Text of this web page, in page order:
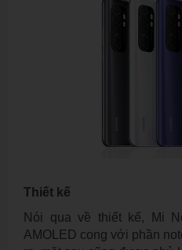
Thiết kế
Nói qua về thiết kế, Mi
AMOLED cong với phần